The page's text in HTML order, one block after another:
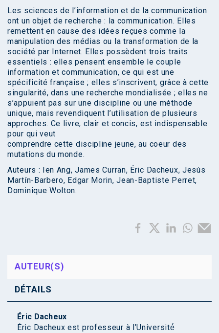
Les sciences de l’information et de la communication
ont un objet de recherche : la communication. Elles
remettent en cause des idées reçues comme la
manipulation des médias ou la transformation de la
société par Internet. Elles possèdent trois traits
essentiels : elles pensent ensemble le couple
information et communication, ce qui est une
spécificité française ; elles s’inscrivent, grâce à cette
singularité, dans une recherche mondialisée ; elles ne
s’appuient pas sur une discipline ou une méthode
unique, mais revendiquent l’utilisation de plusieurs
approches. Ce livre, clair et concis, est indispensable
pour qui veut
comprendre cette discipline jeune, au coeur des
mutations du monde.
Auteurs : Ien Ang, James Curran, Éric Dacheux, Jesús
Martín-Barbero, Edgar Morin, Jean-Baptiste Perret,
Dominique Wolton.
AUTEUR(S)
DÉTAILS
Éric Dacheux
Éric Dacheux est professeur à l’Université́